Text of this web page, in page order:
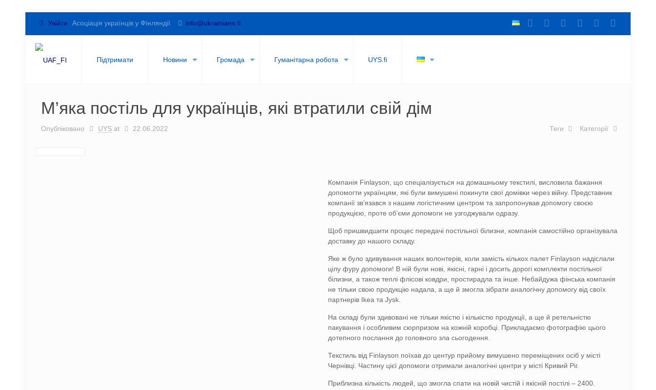
Увійти Асоціація українців у Фінляндії info@ukrainians.fi
Підтримати Новини Громада Гуманітарна робота UYS.fi
М’яка постіль для українців, які втратили свій дім
Опубліковано UYS at 22.06.2022 Категорії
Теги
Компанія Finlayson, що спеціалізується на домашньому текстилі, висловила бажання
допомогти українцям, які були вимушені покинути свої домівки через війну. Представник
компанії зв’язався з нашим логістичним центром та запропонував допомогу своєю
продукцією, проте об’єми допомоги не узгоджували одразу.
Щоб пришвидшити процес передачі постільної білизни, компанія самостійно організувала
доставку до нашого складу.
Яке ж було здивування наших волонтерів, коли замість кількох палет Finlayson надіслали
цілу фуру допомоги! В ній були нові, якісні, гарні і досить дорогі комплекти постільної
білизни, а також теплі флісові ковдри, простирадла та інше. Небайдужа фінська компанія
не тільки свою продукцію надала, а ще й змогла зібрати аналогічну допомогу від своїх
партнерів Ikea та Jysk.
На складі були здивовані не тільки якістю і кількістю продукції, а ще й ретельністю
пакування і особливим сюрпризом на кожній коробці. Прикладаємо фотографію цього
дотепного послання до головного зла сьогодення.
Текстиль від Finlayson поїхав до центур прийому вимушено переміщених осіб у місті
Чернівці. Частину цієї допомоги отримали аналогічні центри у місті Кривий Ріг.
Приблизна кількість людей, що змогла спати на новій чистій і якісній постілі – 2400.